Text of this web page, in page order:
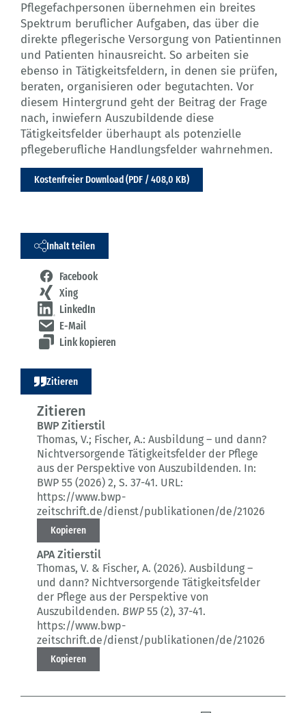
Pflegefachpersonen übernehmen ein breites
Spektrum beruflicher Aufgaben, das über die
direkte pflegerische Versorgung von Patientinnen
und Patienten hinausreicht. So arbeiten sie
ebenso in Tätigkeitsfeldern, in denen sie prüfen,
beraten, organisieren oder begutachten. Vor
diesem Hintergrund geht der Beitrag der Frage
nach, inwiefern Auszubildende diese
Tätigkeitsfelder überhaupt als potenzielle
pflegeberufliche Handlungsfelder wahrnehmen.
Kostenfreier Download (PDF / 408,0 KB)
Inhalt teilen
Facebook
Xing
LinkedIn
E-Mail
Link kopieren
Zitieren
Zitieren
BWP Zitierstil
Thomas, V.; Fischer, A.: Ausbildung – und dann?
Nichtversorgende Tätigkeitsfelder der Pflege
aus der Perspektive von Auszubildenden. In:
BWP 55 (2026) 2, S. 37-41. URL:
https://www.bwp-
zeitschrift.de/dienst/publikationen/de/21026
Kopieren
APA Zitierstil
Thomas, V. & Fischer, A. (2026). Ausbildung –
und dann? Nichtversorgende Tätigkeitsfelder
der Pflege aus der Perspektive von
Auszubildenden. BWP55 (2), 37-41.
https://www.bwp-
zeitschrift.de/dienst/publikationen/de/21026
Kopieren